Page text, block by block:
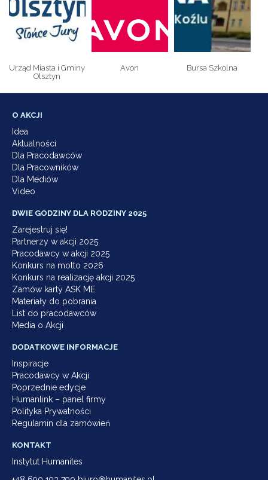
Urząd Miasta i Gminy
Olsztyn
Avon Bursa Szkolna
O AKCJI
Idea
Aktualności
Dla Pracodawców
Dla Pracowników
Dla Mediów
Video
DWIE GODZINY DLA RODZINY 2025
Zarejestruj się!
Partnerzy w akcji 2025
Pracodawcy w akcji 2025
Konkurs na motto 2026
Konkurs na realizację akcji 2025
Zamów karty ASK ME
Materiały do pobrania
List do pracodawców
Media o Akcji
DODATKOWE INFORMACJE
Inspiracje
Pracodawcy w Akcji
Poprzednie edycje
Humanlink – panel firmy
Polityka Prywatności
Regulamin dla zamówień
KONTAKT
Instytut Humanites